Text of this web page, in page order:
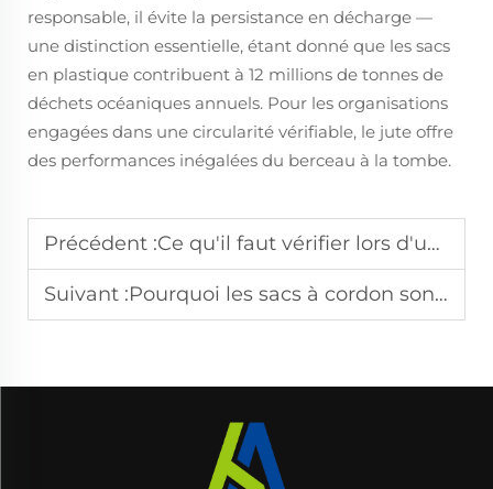
responsable, il évite la persistance en décharge —
une distinction essentielle, étant donné que les sacs
en plastique contribuent à 12 millions de tonnes de
déchets océaniques annuels. Pour les organisations
engagées dans une circularité vérifiable, le jute offre
des performances inégalées du berceau à la tombe.
Précédent :Ce qu'il faut vérifier lors d'une collaboration avec des fabricants de sacs en jute
Suivant :Pourquoi les sacs à cordon sont particulièrement prisés pour les opérations promotionnelles liées à la salle de sport et aux activités en plein air